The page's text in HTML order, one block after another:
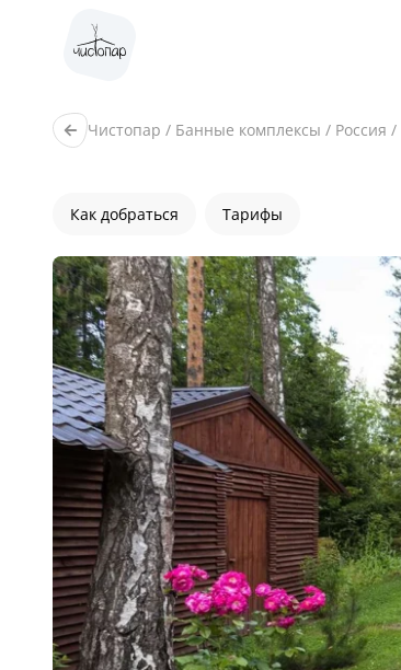
Чистопар / Банные комплексы / Россия /
Как добраться Тарифы